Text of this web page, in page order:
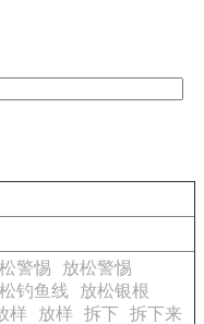
警惕
放松警惕
钓鱼线
放松银根
样 放样 拆下 拆下来